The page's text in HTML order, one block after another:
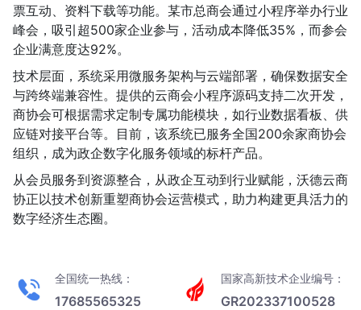
票互动、资料下载等功能。某市总商会通过小程序举办行业
峰会，吸引超500家企业参与，活动成本降低35%，而参会
企业满意度达92%。
技术层面，系统采用微服务架构与云端部署，确保数据安全
与跨终端兼容性。提供的云商会小程序源码支持二次开发，
商协会可根据需求定制专属功能模块，如行业数据看板、供
应链对接平台等。目前，该系统已服务全国200余家商协会
组织，成为政企数字化服务领域的标杆产品。
从会员服务到资源整合，从政企互动到行业赋能，沃德云商
协正以技术创新重塑商协会运营模式，助力构建更具活力的
数字经济生态圈。
全国统一热线：
17685565325
国家高新技术企业编号：
GR202337100528